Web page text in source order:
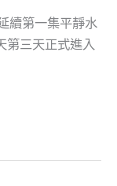
續第一集平靜水
第三天正式進入